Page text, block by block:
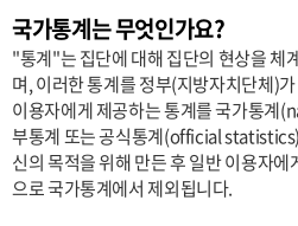
통계 용어
관련 사이
국가통계는 무엇인가요?
"통계"는 집단에 대해 집단의 현상을 체
며, 이러한 통계를 정부(지방자치단체)
이용자에게 제공하는 통계를 국가통계
부통계 또는 공식통계(official
신의 목적을 위해 만든 후 일반 이용자
으로 국가통계에서 제외됩니다.